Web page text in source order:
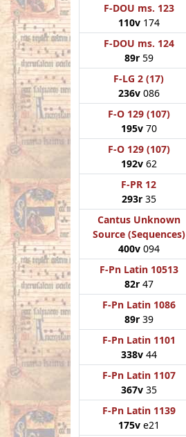
F-DOU ms. 123
110v174
F-DOU ms. 124
89r59
F-LG 2 (17)
236v086
F-O 129 (107)
195v70
F-O 129 (107)
192v62
F-PR 12
293r35
Cantus Unknown
Source (Sequences)
400v094
F-Pn Latin 10513
82r47
F-Pn Latin 1086
89r39
F-Pn Latin 1101
338v44
F-Pn Latin 1107
367v35
F-Pn Latin 1139
175ve21